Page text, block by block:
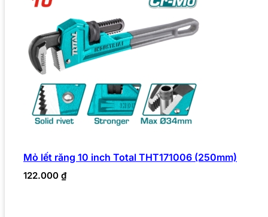
Mỏ lết răng 10 inch Total THT171006 (250mm)
122.000 ₫